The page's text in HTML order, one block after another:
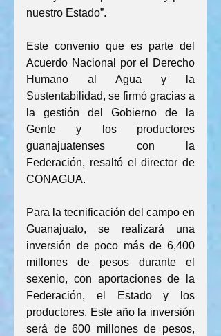
nuestro Estado”.
Este convenio que es parte del
Acuerdo Nacional por el Derecho
Humano al Agua y la
Sustentabilidad, se firmó gracias a
la gestión del Gobierno de la
Gente y los productores
guanajuatenses con la
Federación, resaltó el director de
CONAGUA.
Para la tecnificación del campo en
Guanajuato, se realizará una
inversión de poco más de 6,400
millones de pesos durante el
sexenio, con aportaciones de la
Federación, el Estado y los
productores. Este año la inversión
será de 600 millones de pesos,